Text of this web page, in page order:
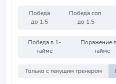
Победа
до 1.5
Победа соп.
до 1.5
Победа в 1-
тайме
Поражение
тайме
Только с текущим тренером